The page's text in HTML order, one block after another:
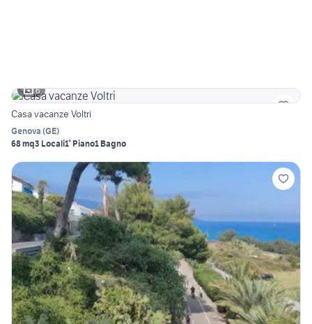
6
Casa vacanze Voltri
Genova (GE)
68 mq3 Locali1° Piano1 Bagno